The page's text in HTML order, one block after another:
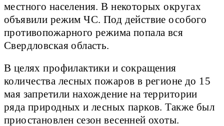
местного населения. В некоторых округах
объявили режим ЧС. Под действие особого
противопожарного режима попала вся
Свердловская область.
В целях профилактики и сокращения
количества лесных пожаров в регионе до 15
мая запретили нахождение на территории
ряда природных и лесных парков. Также был
приостановлен сезон весенней охоты.